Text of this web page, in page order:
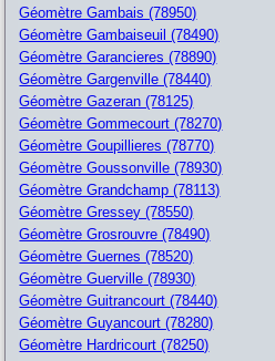
Géomètre Gambais (78950)
Géomètre Gambaiseuil (78490)
Géomètre Garancieres (78890)
Géomètre Gargenville (78440)
Géomètre Gazeran (78125)
Géomètre Gommecourt (78270)
Géomètre Goupillieres (78770)
Géomètre Goussonville (78930)
Géomètre Grandchamp (78113)
Géomètre Gressey (78550)
Géomètre Grosrouvre (78490)
Géomètre Guernes (78520)
Géomètre Guerville (78930)
Géomètre Guitrancourt (78440)
Géomètre Guyancourt (78280)
Géomètre Hardricourt (78250)